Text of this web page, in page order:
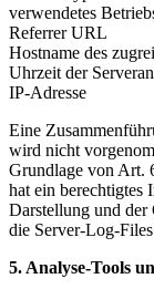
verwendetes
Referrer URL
Hostname des
Uhrzeit der
IP-Adresse
Eine
wird nicht
Grundlage von Art.
hat ein berechtigtes
Darstellung und der
die Server-Log-
5. Analyse-Tools